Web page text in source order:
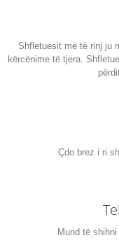
Shfletuesit më të rinj ju
kërcënime të tjera.
Çdo brez i ri
Mund të